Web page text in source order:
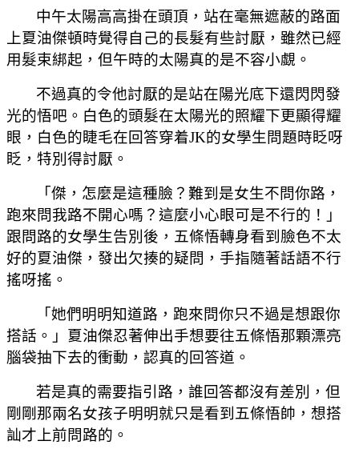
中午太陽高高掛在頭頂，站在毫無遮蔽的路面
上夏油傑頓時覺得自己的長髮有些討厭，雖然已經
用髮束綁起，但午時的太陽真的是不容小覷。
不過真的令他討厭的是站在陽光底下還閃閃發
光的悟吧。白色的頭髮在太陽光的照耀下更顯得耀
眼，白色的睫毛在回答穿着JK的女學生問題時眨呀
眨，特別得討厭。
「傑，怎麼是這種臉？難到是女生不問你路，
跑來問我路不開心嗎？這麼小心眼可是不行的！」
跟問路的女學生告別後，五條悟轉身看到臉色不太
好的夏油傑，發出欠揍的疑問，手指隨著話語不行
搖呀搖。
「她們明明知道路，跑來問你只不過是想跟你
搭話。」夏油傑忍著伸出手想要往五條悟那顆漂亮
腦袋抽下去的衝動，認真的回答道。
若是真的需要指引路，誰回答都沒有差別，但
剛剛那兩名女孩子明明就只是看到五條悟帥，想搭
訕才上前問路的。